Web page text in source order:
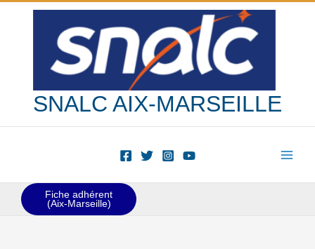
SNALC AIX-MARSEILLE
Fiche adhérent
(Aix-Marseille)